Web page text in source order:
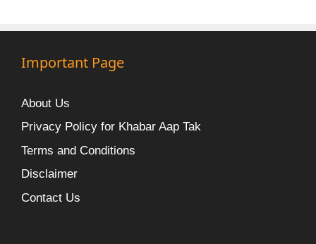
Important Page
About Us
Privacy Policy for Khabar Aap Tak
Terms and Conditions
Disclaimer
Contact Us